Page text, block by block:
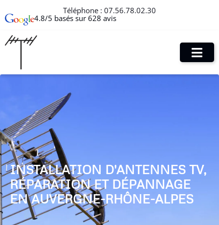
Téléphone : 07.56.78.02.30
4.8/5 basés sur 628 avis
INSTALLATION D'ANTENNES TV,
RÉPARATION ET DÉPANNAGE
EN AUVERGNE-RHÔNE-ALPES